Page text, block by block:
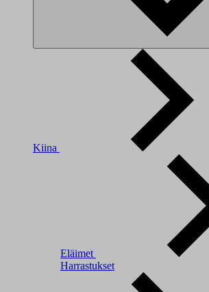
Kiina
Eläimet
Harrastukset